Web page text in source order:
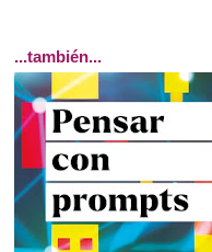
...también...